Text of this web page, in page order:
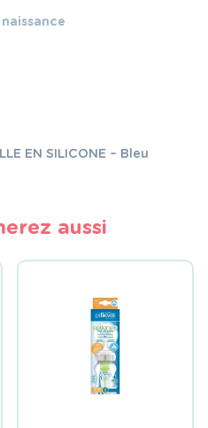
EN SILICONE – Bleu
aussi